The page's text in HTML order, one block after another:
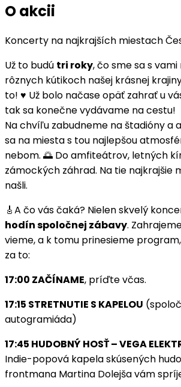
O akcii
Koncerty na najkrajších miestach
Už to budú tri roky, čo sme sa s
rôznych kútikoch našej krásnej
to! ♥️ Už bolo načase opäť zahrať u
tak sa konečne vydávame na cestu!
Na chvíľu zabudneme na štadióny a
sa na miesta s tou najlepšou
nebom. 🌅 Do amfiteátrov, letných
zámockých záhrad. Na tie najkrajšie
našli.
🎸A čo vás čaká? Nielen skvelý
hodín spoločnej zábavy.
vieme, a k tomu prinesieme
za to:
17:00 ZAČÍNAME, príďte včas.
17:15 STRETNUTIE S KAPELOU
autogramiáda)
17:45 HUDOBNÝ HOSŤ – VEGA
Indie-popová kapela skúsených
frontmana Martina Dolejša vám